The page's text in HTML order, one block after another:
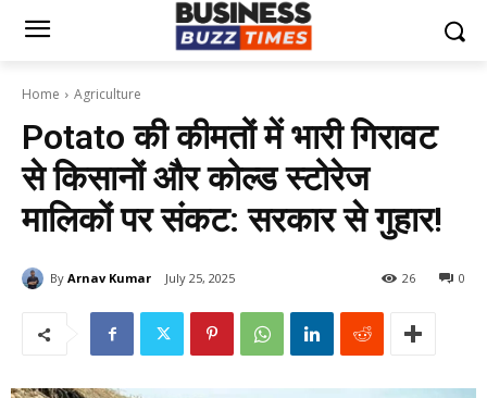
Home Agriculture
Potato की कीमतों में भारी गिरावट
से किसानों और कोल्ड स्टोरेज
मालिकों पर संकट: सरकार से गुहार!
By Arnav Kumar July 25, 2025 0
26